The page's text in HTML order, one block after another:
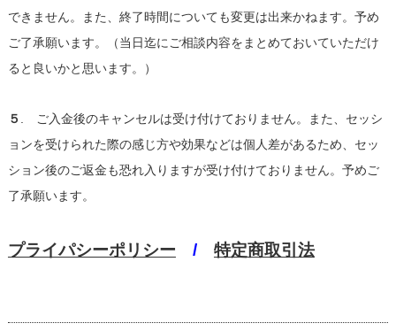
できません。また、終了時間についても変更は出来かねます。予め
ご了承願います。（当日迄にご相談内容をまとめておいていただけ
ると良いかと思います。）
５
. ご入金後のキャンセルは受け付けておりません。また、セッシ
ョンを受けられた際の感じ方や効果などは個人差があるため、セッ
ション後のご返金も恐れ入りますが受け付けておりません。予めご
了承願います。
プライパシーポリシー / 特定商取引法